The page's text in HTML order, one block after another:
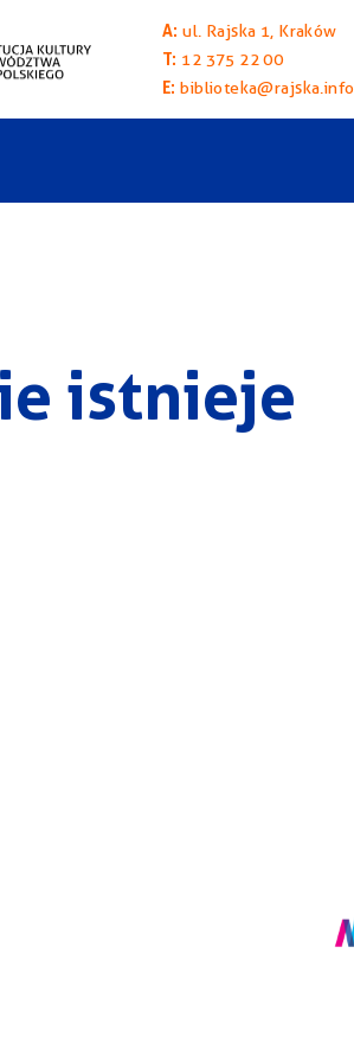
A:ul. Rajska 1, Kraków
T: 12 375 22 00
E:biblioteka@rajska.info
istnieje